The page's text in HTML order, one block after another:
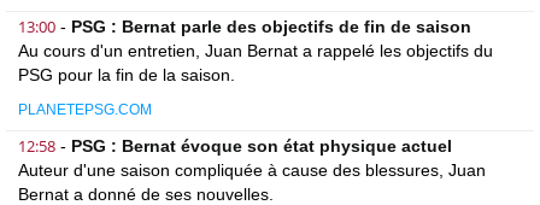
13:00 - PSG : Bernat parle des objectifs de fin de saison
Au cours d'un entretien, Juan Bernat a rappelé les objectifs du
PSG pour la fin de la saison.
PLANETEPSG.COM
12:58 - PSG : Bernat évoque son état physique actuel
Auteur d'une saison compliquée à cause des blessures, Juan
Bernat a donné de ses nouvelles.